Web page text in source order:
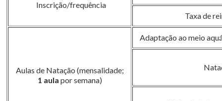
Inscrição/frequência
Taxa de
Aulas de Natação (mensalidade;
1 aula por semana)
Adaptação ao meio